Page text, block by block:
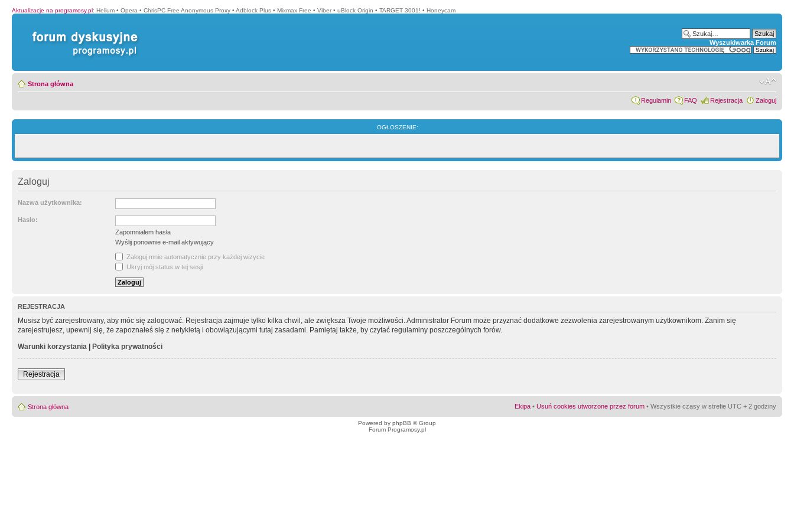
Aktualizacje na programosy.pl: Helium • Opera • ChrisPC Free Anonymous Proxy • Adblock Plus • Mixmax Free • Viber • uBlock Origin • TARGET 3001! • Honeycam
Wyszukiwarka Forum
Strona główna
Regulamin FAQ Rejestracja Zaloguj
OGŁOSZENIE:
Zaloguj
Nazwa użytkownika:
Hasło:
Zapomniałem hasła
Wyślij ponownie e-mail aktywujący
Zaloguj mnie automatycznie przy każdej wizycie
Ukryj mój status w tej sesji
REJESTRACJA
Musisz być zarejestrowany, aby móc się zalogować. Rejestracja zajmuje tylko kilka chwil, ale zwiększa Twoje możliwości. Administrator Forum może przyznać dodatkowe zezwolenia zarejestrowanym użytkownikom. Zanim się
zarejestrujesz, upewnij się, że zapoznałeś się z netykietą i obowiązującymi tutaj zasadami. Pamiętaj także, by czytać regulaminy poszczególnych forów.
Warunki korzystania | Polityka prywatności
Rejestracja
Strona główna Ekipa • Usuń cookies utworzone przez forum • Wszystkie czasy w strefie UTC + 2 godziny
Powered by phpBB © Group
Forum Programosy.pl